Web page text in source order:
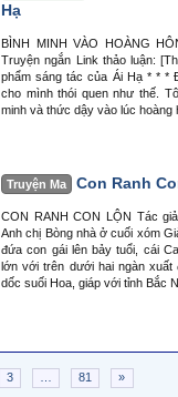
Hạ
BÌNH MINH VÀO HOÀNG
Truyện ngắn Link thảo luận:
phẩm sáng tác của Ái Hạ * * *
cho mình thói quen như thế.
minh và thức dậy vào lúc hoàng
Truyện Ma Con Ranh
CON RANH CON LỘN Tác
Anh chị Bòng nhà ở cuối xóm
đứa con gái lên bảy tuổi, cái
lớn với trên dưới hai ngàn xuất
dốc suối Hoa, giáp với tỉnh Bắc
3 81 »